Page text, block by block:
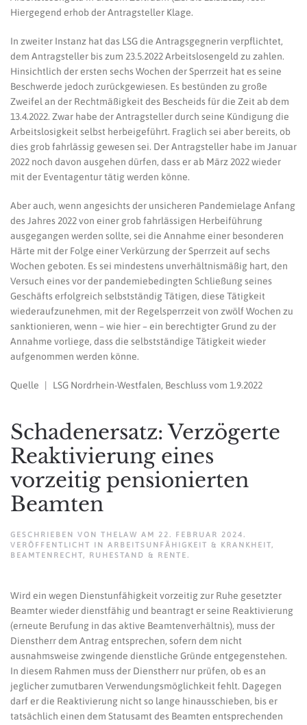
Hiergegend erhob der Antragsteller Klage.
In zweiter Instanz hat das LSG die Antragsgegnerin verpflichtet,
dem Antragsteller bis zum 23.5.2022 Arbeitslosengeld zu zahlen.
Hinsichtlich der ersten sechs Wochen der Sperrzeit hat es seine
Beschwerde jedoch zurückgewiesen. Es bestünden zu große
Zweifel an der Rechtmäßigkeit des Bescheids für die Zeit ab dem
13.4.2022. Zwar habe der Antragsteller durch seine Kündigung die
Arbeitslosigkeit selbst herbeigeführt. Fraglich sei aber bereits, ob
dies grob fahrlässig gewesen sei. Der Antragsteller habe im Januar
2022 noch davon ausgehen dürfen, dass er ab März 2022 wieder
mit der Eventagentur tätig werden könne.
Aber auch, wenn angesichts der unsicheren Pandemielage Anfang
des Jahres 2022 von einer grob fahrlässigen Herbeiführung
ausgegangen werden sollte, sei die Annahme einer besonderen
Härte mit der Folge einer Verkürzung der Sperrzeit auf sechs
Wochen geboten. Es sei mindestens unverhältnismäßig hart, den
Versuch eines vor der pandemiebedingten Schließung seines
Geschäfts erfolgreich selbstständig Tätigen, diese Tätigkeit
wiederaufzunehmen, mit der Regelsperrzeit von zwölf Wochen zu
sanktionieren, wenn – wie hier – ein berechtigter Grund zu der
Annahme vorliege, dass die selbstständige Tätigkeit wieder
aufgenommen werden könne.
Quelle | LSG Nordrhein-Westfalen, Beschluss vom 1.9.2022
Schadenersatz: Verzögerte
Reaktivierung eines
vorzeitig pensionierten
Beamten
GESCHRIEBEN VON THELAW AM 22. FEBRUAR 2024 .
VERÖFFENTLICHT IN ARBEITSUNFÄHIGKEIT & KRANKHEIT,
BEAMTENRECHT, RUHESTAND & RENTE .
Wird ein wegen Dienstunfähigkeit vorzeitig zur Ruhe gesetzter
Beamter wieder dienstfähig und beantragt er seine Reaktivierung
(erneute Berufung in das aktive Beamtenverhältnis), muss der
Dienstherr dem Antrag entsprechen, sofern dem nicht
ausnahmsweise zwingende dienstliche Gründe entgegenstehen.
In diesem Rahmen muss der Dienstherr nur prüfen, ob es an
jeglicher zumutbaren Verwendungsmöglichkeit fehlt. Dagegen
darf er die Reaktivierung nicht so lange hinausschieben, bis er
tatsächlich einen dem Statusamt des Beamten entsprechenden